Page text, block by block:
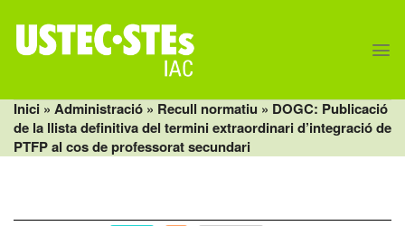
content
Inici » Administració » Recull normatiu » DOGC: Publicació
de la llista definitiva del termini extraordinari d’integració de
PTFP al cos de professorat secundari